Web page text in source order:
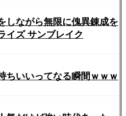
しながら無限に傀異錬成を
イズ サンブレイク
ちいいってなる瞬間ｗｗｗ